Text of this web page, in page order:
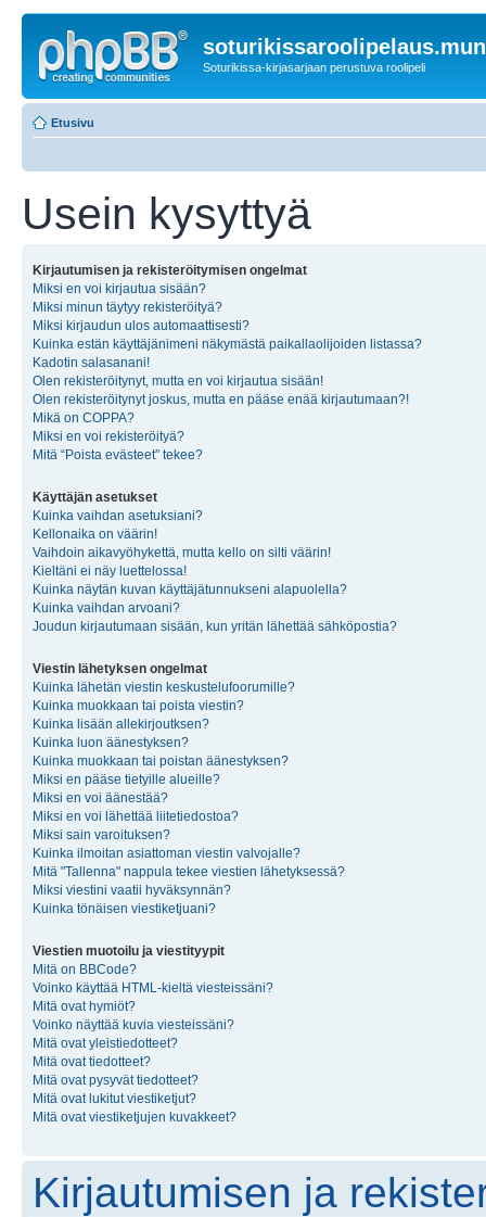
Soturikissa-kirjasarjaan perustuva roolipeli
Etusivu
Usein kysyttyä
Kirjautumisen ja rekisteröitymisen ongelmat
Miksi en voi kirjautua sisään?
Miksi minun täytyy rekisteröityä?
Miksi kirjaudun ulos automaattisesti?
Kuinka estän käyttäjänimeni näkymästä paikallaolijoiden listassa?
Kadotin salasanani!
Olen rekisteröitynyt, mutta en voi kirjautua sisään!
Olen rekisteröitynyt joskus, mutta en pääse enää kirjautumaan?!
Mikä on COPPA?
Miksi en voi rekisteröityä?
Mitä “Poista evästeet” tekee?
Käyttäjän asetukset
Kuinka vaihdan asetuksiani?
Kellonaika on väärin!
Vaihdoin aikavyöhykettä, mutta kello on silti väärin!
Kieltäni ei näy luettelossa!
Kuinka näytän kuvan käyttäjätunnukseni alapuolella?
Kuinka vaihdan arvoani?
Joudun kirjautumaan sisään, kun yritän lähettää sähköpostia?
Viestin lähetyksen ongelmat
Kuinka lähetän viestin keskustelufoorumille?
Kuinka muokkaan tai poista viestin?
Kuinka lisään allekirjoutksen?
Kuinka luon äänestyksen?
Kuinka muokkaan tai poistan äänestyksen?
Miksi en pääse tietyille alueille?
Miksi en voi äänestää?
Miksi en voi lähettää liitetiedostoa?
Miksi sain varoituksen?
Kuinka ilmoitan asiattoman viestin valvojalle?
Mitä "Tallenna" nappula tekee viestien lähetyksessä?
Miksi viestini vaatii hyväksynnän?
Kuinka tönäisen viestiketjuani?
Viestien muotoilu ja viestityypit
Mitä on BBCode?
Voinko käyttää HTML-kieltä viesteissäni?
Mitä ovat hymiöt?
Voinko näyttää kuvia viesteissäni?
Mitä ovat yleistiedotteet?
Mitä ovat tiedotteet?
Mitä ovat pysyvät tiedotteet?
Mitä ovat lukitut viestiketjut?
Mitä ovat viestiketjujen kuvakkeet?
Kirjautumisen ja